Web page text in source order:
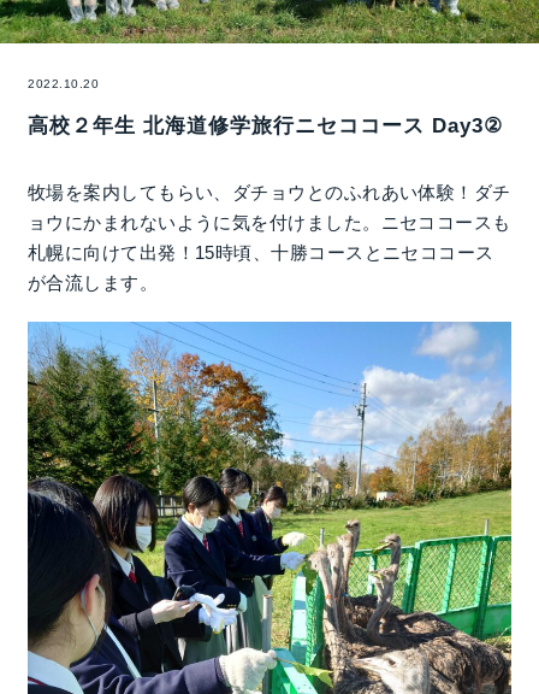
2022.10.20
高校２年生 北海道修学旅行ニセココース Day3②
牧場を案内してもらい、ダチョウとのふれあい体験！ダチ
ョウにかまれないように気を付けました。ニセココースも
札幌に向けて出発！15時頃、十勝コースとニセココース
が合流します。